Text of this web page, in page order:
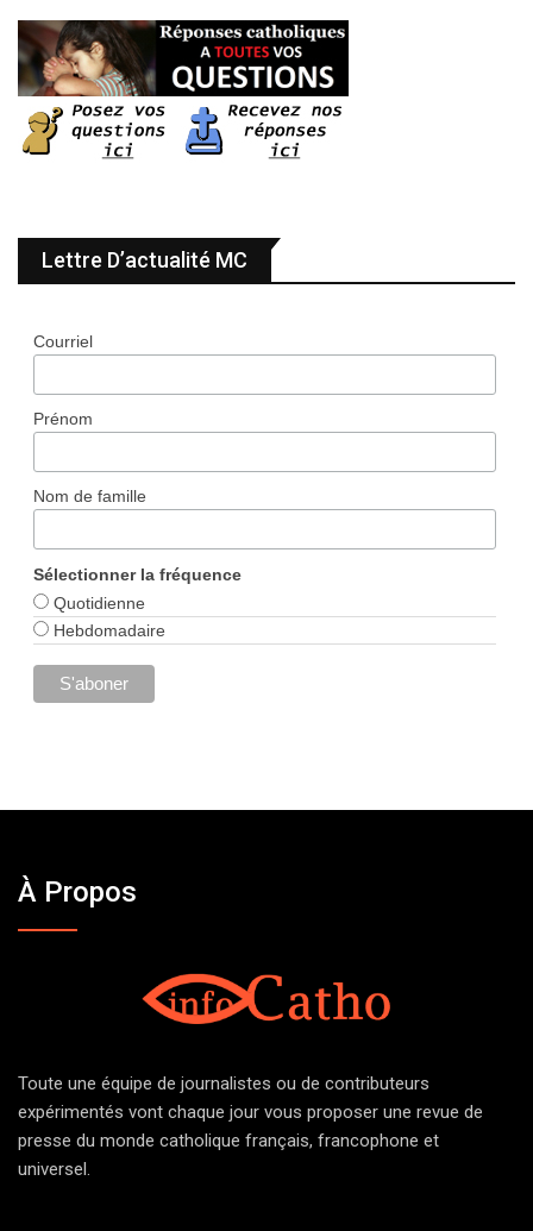
Lettre D’actualité MC
Courriel
Prénom
Nom de famille
Sélectionner la fréquence
Quotidienne
Hebdomadaire
À Propos
Toute une équipe de journalistes ou de contributeurs
expérimentés vont chaque jour vous proposer une revue de
presse du monde catholique français, francophone et
universel.